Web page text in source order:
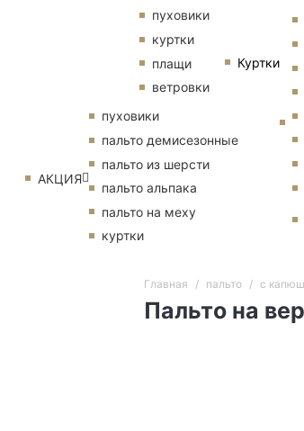
Куртки
пуховики
куртки
плащи
ветровки
АКЦИЯ
пуховики
пальто демисезонные
пальто из шерсти
пальто альпака
пальто на меху
куртки
Главная пальто с
Пальто на